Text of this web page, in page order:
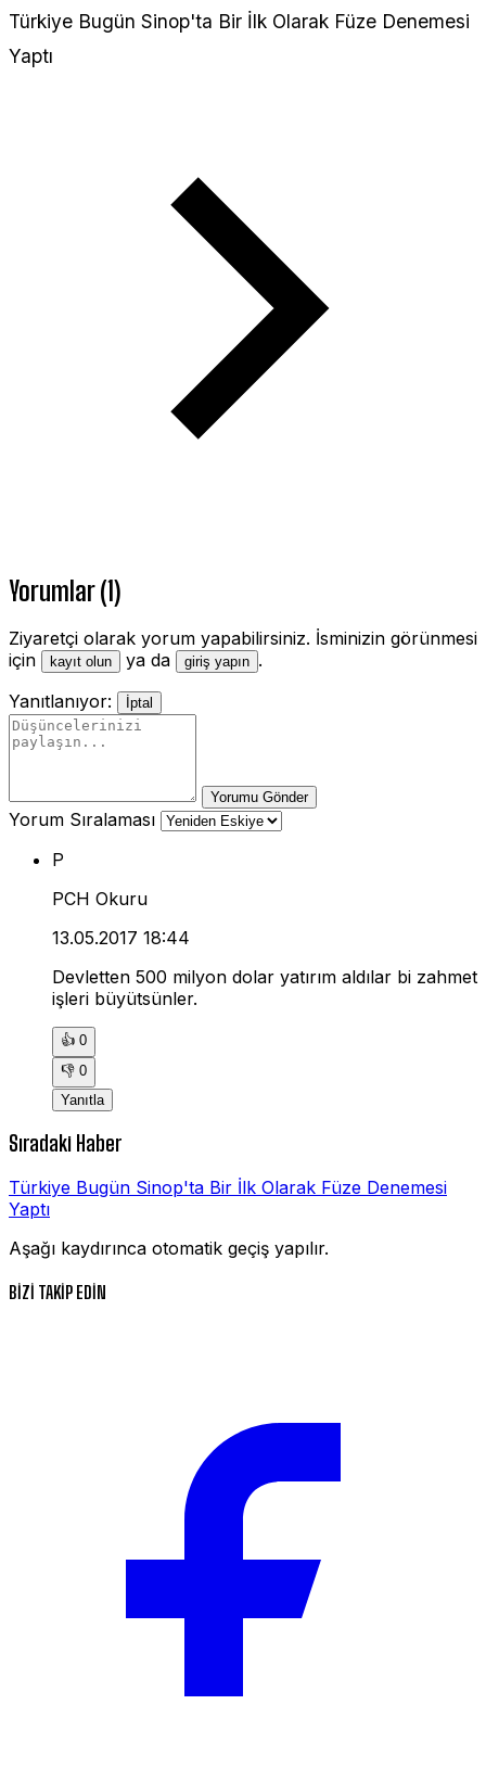
Türkiye Bugün Sinop'ta Bir İlk Olarak Füze Denemesi
Yaptı
Yorumlar (1)
Ziyaretçi olarak yorum yapabilirsiniz. İsminizin görünmesi
için
kayıt olun ya da giriş yapın .
Yanıtlanıyor:
İptal
Yorumu Gönder
Yorum Sıralaması
P
PCH Okuru
13.05.2017 18:44
Devletten 500 milyon dolar yatırım aldılar bi zahmet
işleri büyütsünler.
👍 0
👎 0
Yanıtla
Sıradaki Haber
Türkiye Bugün Sinop'ta Bir İlk Olarak Füze Denemesi
Yaptı
Aşağı kaydırınca otomatik geçiş yapılır.
BİZİ TAKİP EDİN